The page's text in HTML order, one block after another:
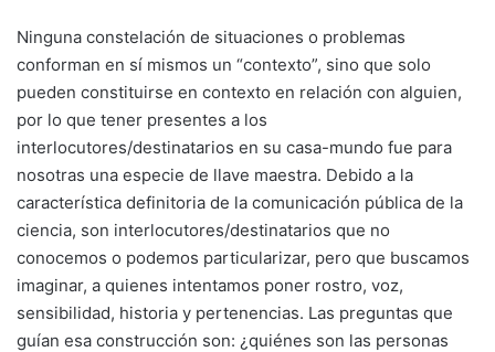
Ninguna constelación de situaciones o problemas
conforman en sí mismos un “contexto”, sino que solo
pueden constituirse en contexto en relación con alguien,
por lo que tener presentes a los
interlocutores/destinatarios en su casa-mundo fue para
nosotras una especie de llave maestra. Debido a la
característica definitoria de la comunicación pública de la
ciencia, son interlocutores/destinatarios que no
conocemos o podemos particularizar, pero que buscamos
imaginar, a quienes intentamos poner rostro, voz,
sensibilidad, historia y pertenencias. Las preguntas que
guían esa construcción son: ¿quiénes son las personas